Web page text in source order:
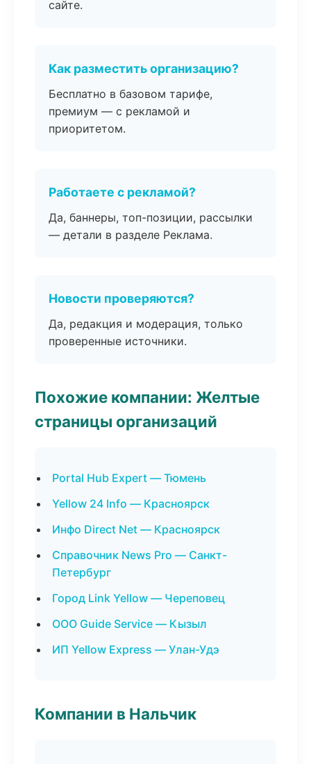
сайте.
Как разместить организацию?
Бесплатно в базовом тарифе,
премиум — с рекламой и
приоритетом.
Работаете с рекламой?
Да, баннеры, топ-позиции, рассылки
— детали в разделе Реклама.
Новости проверяются?
Да, редакция и модерация, только
проверенные источники.
Похожие компании: Желтые
страницы организаций
Portal Hub Expert — Тюмень
Yellow 24 Info — Красноярск
Инфо Direct Net — Красноярск
Справочник News Pro — Санкт-
Петербург
Город Link Yellow — Череповец
ООО Guide Service — Кызыл
ИП Yellow Express — Улан-Удэ
Компании в Нальчик